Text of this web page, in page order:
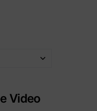
Video